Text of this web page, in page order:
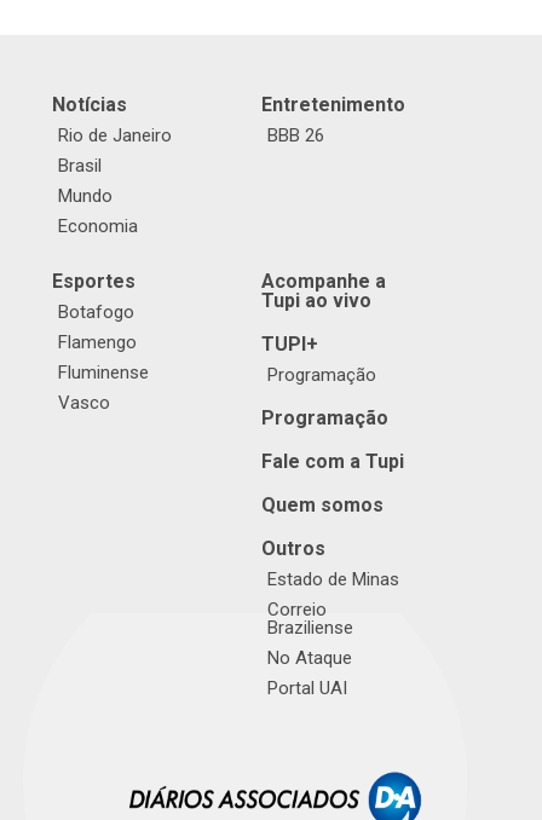
Notícias
Rio de Janeiro
Brasil
Mundo
Economia
Entretenimento
BBB 26
Esportes
Botafogo
Flamengo
Fluminense
Vasco
Acompanhe a
Tupi ao vivo
TUPI+
Programação
Programação
Fale com a Tupi
Quem somos
Outros
Estado de Minas
Correio
Braziliense
No Ataque
Portal UAI